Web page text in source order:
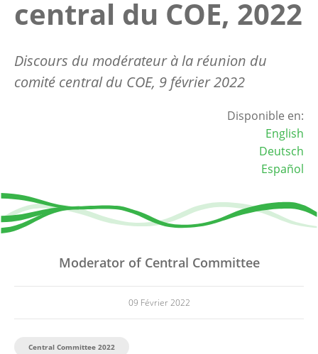
central du COE, 2022
Discours du modérateur à la réunion du
comité central du COE, 9 février 2022
Disponible en:
English
Deutsch
Español
Moderator of Central Committee
09 Février 2022
Central Committee 2022